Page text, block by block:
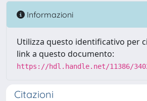
Informazioni
Utilizza questo identificativo per
link a questo documento:
https://hdl.handle.net/11386/
Citazioni